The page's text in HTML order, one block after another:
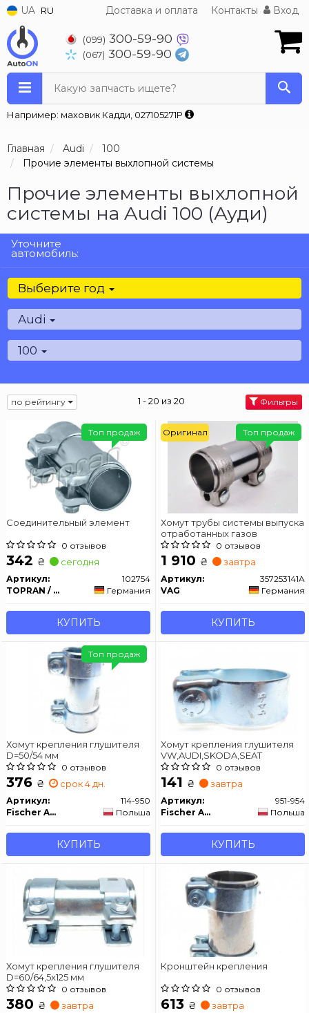
UA RU Доставка и оплата Контакты Вход
(099) 300-59-90
(067) 300-59-90
Какую запчасть ищете?
Например: маховик Кадди, 027105271P
Главная Audi
100
Прочие элементы выхлопной системы
Прочие элементы выхлопной
системы на Audi 100 (Ауди)
Уточните
автомобиль:
Выберите год
Audi
100
по рейтингу 1 - 20 из 20 Фильтры
Соединительный элемент
0 отзывов
342 ₴ сегодня
Артикул:
102754
TOPRAN / HANS PRIES
Германия
КУПИТЬ
Топ продаж
Хомут трубы системы выпуска
отработанных газов
0 отзывов
1 910 ₴ завтра
Артикул:
357253141A
VAG
Германия
КУПИТЬ
Топ продаж
Оригинал
Хомут крепления глушителя
D=50/54 мм
0 отзывов
376 ₴ срок 4 дн.
Артикул:
114-950
Fischer Automotive One (FA1)
Польша
КУПИТЬ
Топ продаж
Хомут крепления глушителя
VW,AUDI,SKODA,SEAT
0 отзывов
141 ₴ завтра
Артикул:
951-954
Fischer Automotive One (FA1)
Польша
КУПИТЬ
Хомут крепления глушителя
D=60/64,5x125 мм
0 отзывов
380 ₴ завтра
Кронштейн крепления
0 отзывов
613 ₴ завтра